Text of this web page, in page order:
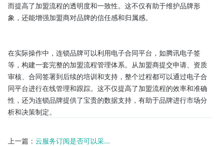
而提高了加盟流程的透明度和一致性。这不仅有助于维护品牌形
象，还能增强加盟商对品牌的信任感和归属感。
在实际操作中，连锁品牌可以利用电子合同平台，如腾讯电子签
等，构建一套完整的加盟流程管理体系。从加盟商提交申请、资质
审核、合同签署到后续的培训和支持，整个过程都可以通过电子合
同平台进行在线管理和跟踪。这不仅提高了加盟流程的效率和准确
性，还为连锁品牌提供了宝贵的数据支持，有助于品牌进行市场分
析和决策制定。
上一篇： 云服务订阅是否可以采...